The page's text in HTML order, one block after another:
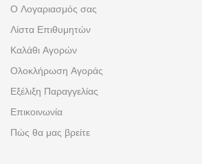
Ο Λογαριασμός σας
Λίστα Επιθυμητών
Καλάθι Αγορών
Ολοκλήρωση Αγοράς
Εξέλιξη Παραγγελίας
Επικοινωνία
Πώς θα μας βρείτε